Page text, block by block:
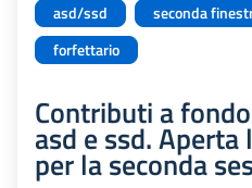
asd/ssd
seconda
forfettario
Contributi a
asd e ssd.
per la seconda